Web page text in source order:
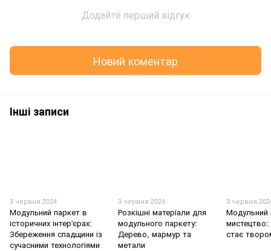
Додайте перший відгук
Новий коментар
Інші записи
3 червня 2024
Модульний паркет в
історичних інтер'єрах:
Збереження спадщини із
сучасними технологіями
3 червня 2024
Розкішні матеріали для
модульного паркету:
Дерево, мармур та
метали
3 червня
Модульний
мистецтво:
стає